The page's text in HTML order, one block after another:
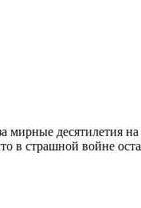
десятилетия на
в страшной войне